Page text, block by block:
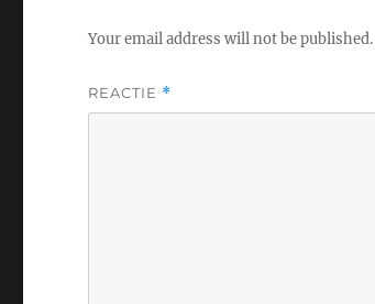
Your email address will not be published.
REACTIE *